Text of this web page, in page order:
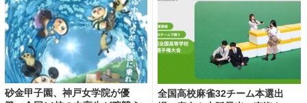
砂金甲子園、神戸女学院が優
全国高校麻雀32チーム本選出